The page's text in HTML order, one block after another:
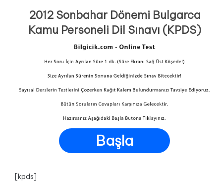
2012 Sonbahar Dönemi Bulgarca
Kamu Personeli Dil Sınavı (KPDS)
Başla
[kpds]